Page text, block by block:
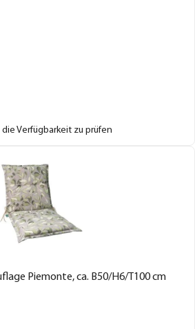
die Verfügbarkeit zu prüfen
Piemonte, ca. B50/H6/T100 cm